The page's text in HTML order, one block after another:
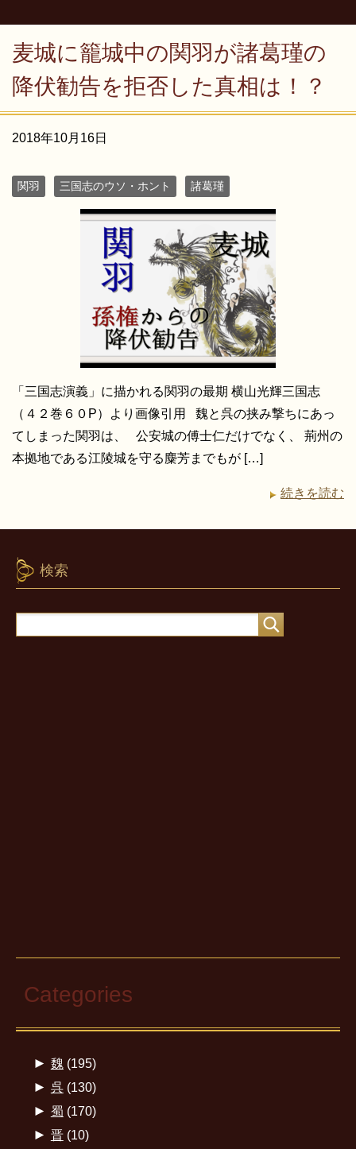
麦城に籠城中の関羽が諸葛瑾の
降伏勧告を拒否した真相は！？
2018年10月16日
関羽 三国志のウソ・ホント 諸葛瑾
「三国志演義」に描かれる関羽の最期 横山光輝三国志
（４２巻６０P）より画像引用 魏と呉の挟み撃ちにあっ
てしまった関羽は、 公安城の傅士仁だけでなく、 荊州の
本拠地である江陵城を守る麋芳までもが […]
続きを読む
検索
Categories
► 魏 (195)
► 呉(130)
► 蜀 (170)
► 晋(10)